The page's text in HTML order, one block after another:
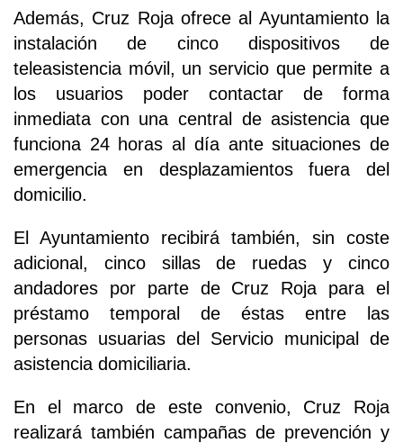
Además, Cruz Roja ofrece al Ayuntamiento la
instalación de cinco dispositivos de
teleasistencia móvil, un servicio que permite a
los usuarios poder contactar de forma
inmediata con una central de asistencia que
funciona 24 horas al día ante situaciones de
emergencia en desplazamientos fuera del
domicilio.
El Ayuntamiento recibirá también, sin coste
adicional, cinco sillas de ruedas y cinco
andadores por parte de Cruz Roja para el
préstamo temporal de éstas entre las
personas usuarias del Servicio municipal de
asistencia domiciliaria.
En el marco de este convenio, Cruz Roja
realizará también campañas de prevención y